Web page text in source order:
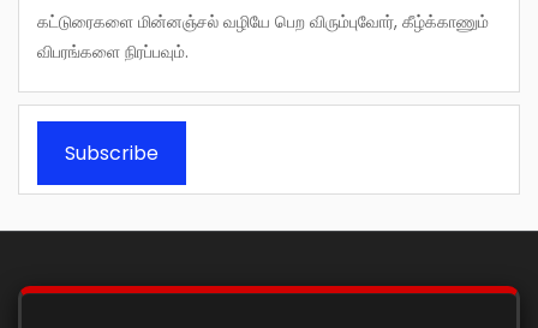
கட்டுரைகளை மின்னஞ்சல் வழியே பெற விரும்புவோர், கீழ்க்காணும்
விபரங்களை நிரப்பவும்.
Subscribe